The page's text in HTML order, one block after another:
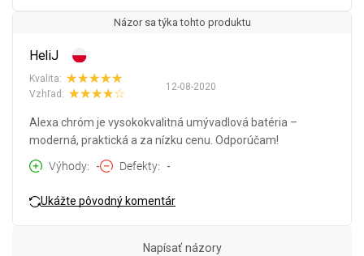
Názor sa týka tohto produktu
HeliJ
12-08-2020
Kvalita:
Vzhľad:
Alexa chróm je vysokokvalitná umývadlová batéria –
moderná, praktická a za nízku cenu. Odporúčam!
Výhody
- Defekty -
Ukážte pôvodný komentár
Napísať názory